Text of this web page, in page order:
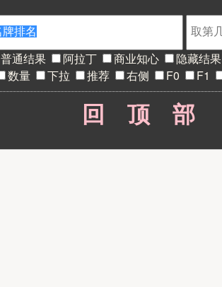
普通结果 阿拉丁 商业知心 隐藏结果
数量 下拉 推荐 右侧 F0 F1
回顶部